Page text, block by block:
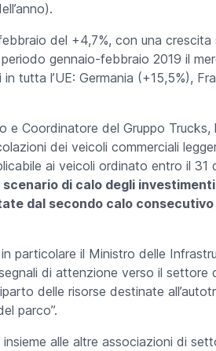
del +4,7%, con una
gennaio-febbraio 2019 il
tutta l’UE: Germania (+15,5%),
e Coordinatore del Gruppo
dei veicoli commerciali
ai veicoli ordinato entro il 31
di calo degli
dal secondo calo
particolare il Ministro delle
di attenzione verso il
delle risorse destinate
parco”.
alle altre associazioni di